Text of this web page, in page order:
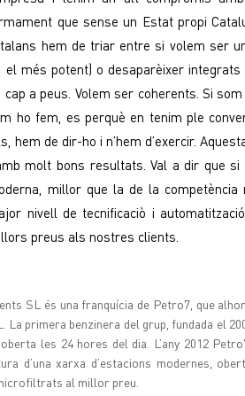
que sense un Estat propi
hem de triar entre si volem ser
el més potent) o desaparèixer
cap a peus. Volem ser coherents. Si
ho fem, es perquè en tenim ple
hem de dir-ho i n’hem d’exercir.
molt bons resultats. Val a dir que
millor que la de la
nivell de tecnificaciò i
preus als nostres clients.
SL és una franquícia de Petro7, que
La primera benzinera del grup, fundada el
les 24 hores del dia. L’any 2012
d’una xarxa d’estacions modernes,
al millor preu.